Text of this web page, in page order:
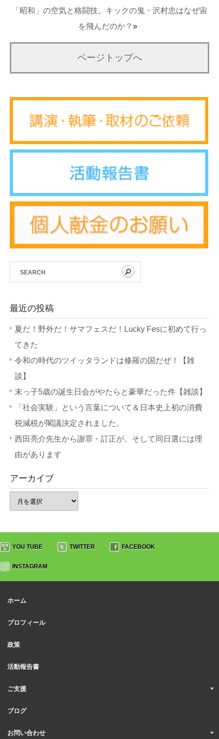
「昭和」の空気と格闘技。キックの鬼・沢村忠はなぜ宙
を飛んだのか？ »
ページトップへ
最近の投稿
夏だ！野外だ！サマフェスだ！Lucky Fesに初めて行っ
てきた
令和の時代のツイッタランドは修羅の国だぜ！【雑
談】
末っ子5歳の誕生日会がやたらと豪華だった件【雑談】
「社会実験」という言葉について＆日本史上初の消費
税減税が閣議決定されました。
西田亮介先生から謝罪・訂正が。そして同日選には理
由があります
アーカイブ
YOU TUBE TWITTER FACEBOOK
INSTAGRAM
ホーム
プロフィール
政策
活動報告書
ご支援
ブログ
お問い合わせ